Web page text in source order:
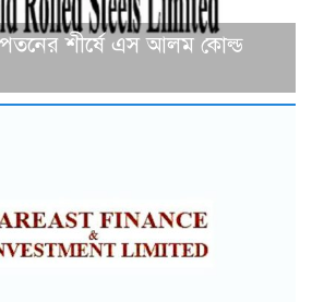
পতনের শীর্ষে এস আলম কোল্ড